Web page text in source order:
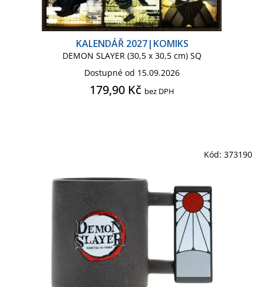
KALENDÁŘ 2027|KOMIKS
DEMON SLAYER (30,5 x 30,5 cm) SQ
Dostupné od 15.09.2026
179,90 Kč bez DPH
Kód: 373190